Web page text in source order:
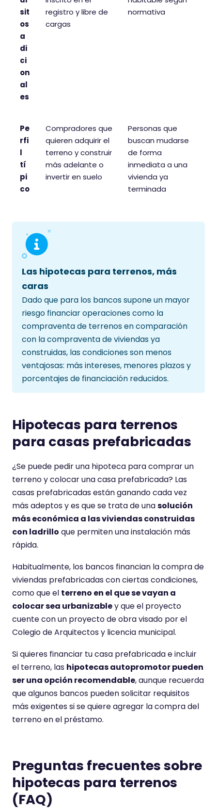
sit
os
a
di
ci
on
al
es
registro y libre de
cargas
normativa
Pe
rfi
l
tí
pi
co
Compradores que
quieren adquirir el
terreno y construir
más adelante o
invertir en suelo
Personas que
buscan mudarse
de forma
inmediata a una
vivienda ya
terminada
Las hipotecas para terrenos, más
caras
Dado que para los bancos supone un mayor
riesgo financiar operaciones como la
compraventa de terrenos en comparación
con la compraventa de viviendas ya
construidas, las condiciones son menos
ventajosas: más intereses, menores plazos y
porcentajes de financiación reducidos.
Hipotecas para terrenos
para casas prefabricadas
¿Se puede pedir una hipoteca para comprar un
terreno y colocar una casa prefabricada? Las
casas prefabricadas están ganando cada vez
más adeptos y es que se trata de unasolución
más económica a las viviendas construidas
con ladrillo que permiten una instalación más
rápida.
Habitualmente, los bancos financian la compra de
viviendas prefabricadas con ciertas condiciones,
como que el terreno en el que se vayan a
colocar sea urbanizabley que el proyecto
cuente con un proyecto de obra visado por el
Colegio de Arquitectos y licencia municipal.
Si quieres financiar tu casa prefabricada e incluir
el terreno, las hipotecas autopromotor pueden
ser una opción recomendable, aunque recuerda
que algunos bancos pueden solicitar requisitos
más exigentes si se quiere agregar la compra del
terreno en el préstamo.
Preguntas frecuentes sobre
hipotecas para terrenos
(FAQ)